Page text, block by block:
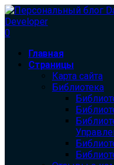
0
Главная
Страницы
Карта сайта
Библиотека